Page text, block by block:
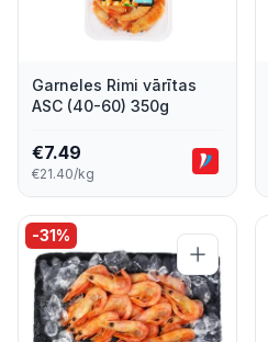
Garneles Rimi vārītas
ASC (40-60) 350g
€7.49
€21.40/kg
-31%